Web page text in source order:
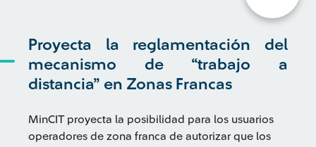
Proyecta la reglamentación del
mecanismo de “trabajo a
distancia” en Zonas Francas
MinCIT proyecta la posibilidad para los usuarios
operadores de zona franca de autorizar que los